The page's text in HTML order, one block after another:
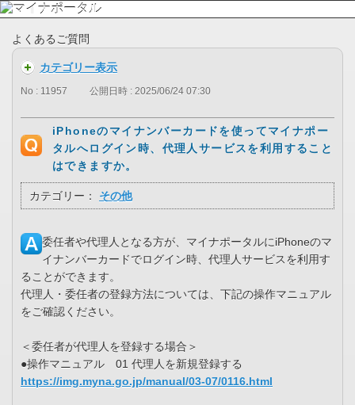
よくあるご質問
カテゴリー表示
No : 11957 公開日時 : 2025/06/24 07:30
iPhoneのマイナンバーカードを使ってマイナポー
タルへログイン時、代理人サービスを利用すること
はできますか。
カテゴリー： その他
委任者や代理人となる方が、マイナポータルにiPhoneのマ
イナンバーカードでログイン時、代理人サービスを利用す
ることができます。
代理人・委任者の登録方法については、下記の操作マニュアル
をご確認ください。
＜委任者が代理人を登録する場合＞
●操作マニュアル 01 代理人を新規登録する
https://img.myna.go.jp/manual/03-07/0116.html